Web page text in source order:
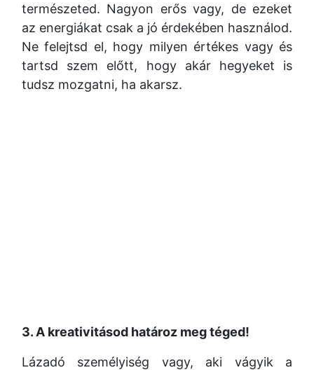
természeted. Nagyon erős vagy, de ezeket
az energiákat csak a jó érdekében használod.
Ne felejtsd el, hogy milyen értékes vagy és
tartsd szem előtt, hogy akár hegyeket is
tudsz mozgatni, ha akarsz.
3. A kreativitásod határoz meg téged!
Lázadó személyiség vagy, aki vágyik a